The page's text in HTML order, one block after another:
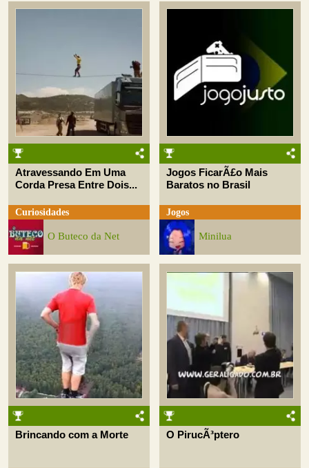
Atravessando Em Uma
Corda Presa Entre Dois...
Curiosidades
O Buteco da Net
Jogos FicarÃ£o Mais
Baratos no Brasil
Jogos
Minilua
Brincando com a Morte O PirucÃ³ptero